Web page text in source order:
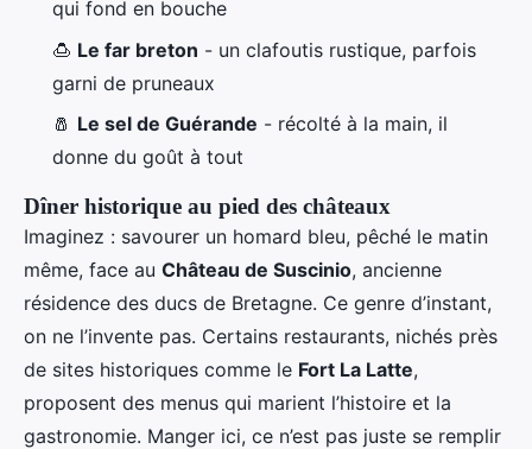
qui fond en bouche
🍮 Le far breton - un clafoutis rustique, parfois
garni de pruneaux
🧂 Le sel de Guérande - récolté à la main, il
donne du goût à tout
Dîner historique au pied des châteaux
Imaginez : savourer un homard bleu, pêché le matin
même, face au Château de Suscinio, ancienne
résidence des ducs de Bretagne. Ce genre d’instant,
on ne l’invente pas. Certains restaurants, nichés près
de sites historiques comme le Fort La Latte,
proposent des menus qui marient l’histoire et la
gastronomie. Manger ici, ce n’est pas juste se remplir